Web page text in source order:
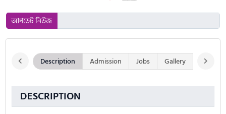
আপডেট নিউজ
Description Admission Jobs Gallery Notice
DESCRIPTION